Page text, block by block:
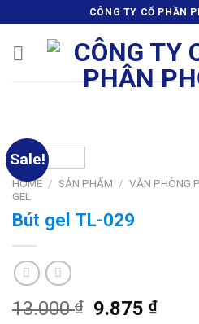
to
content
CÔNG TY CỔ PHẦN
Sale!
HOME / SẢN PHẨM / VĂN PHÒNG
GEL
Bút gel TL-029
13.000₫ 9.875₫